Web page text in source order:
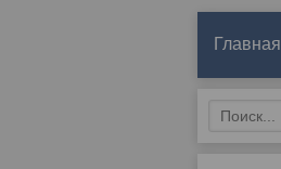
Главная